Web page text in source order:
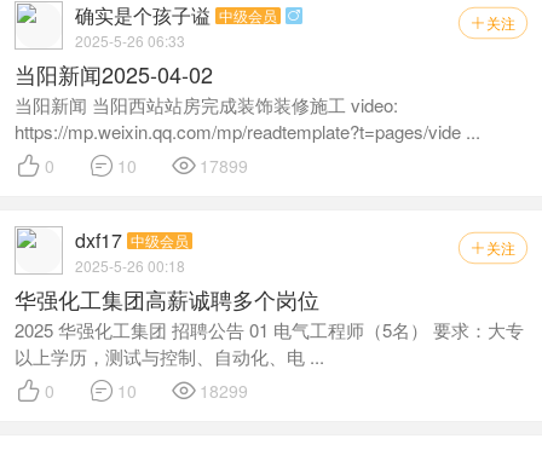
 关注
确实是个孩子谥 中级会员 
2025-5-26 06:33
当阳新闻2025-04-02
当阳新闻 当阳西站站房完成装饰装修施工 video:
https://mp.weixin.qq.com/mp/readtemplate?t=pages/vide ...
 0  10  17899
 关注
dxf17 中级会员
2025-5-26 00:18
华强化工集团高薪诚聘多个岗位
2025 华强化工集团 招聘公告 01 电气工程师（5名） 要求：大专
以上学历，测试与控制、自动化、电 ...
 0  10  18299